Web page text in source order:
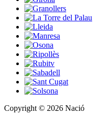
Copyright © 2026 Nació